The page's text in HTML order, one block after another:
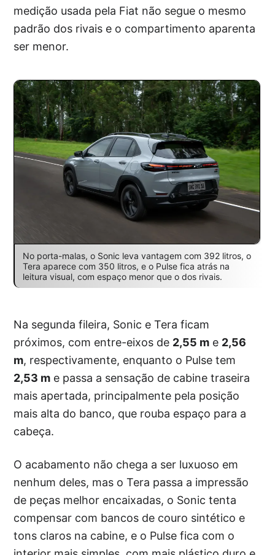
medição usada pela Fiat não segue o mesmo
padrão dos rivais e o compartimento aparenta
ser menor.
No porta-malas, o Sonic leva vantagem com 392 litros, o
Tera aparece com 350 litros, e o Pulse fica atrás na
leitura visual, com espaço menor que o dos rivais.
Na segunda fileira, Sonic e Tera ficam
próximos, com entre-eixos de 2,55 m e 2,56
m, respectivamente, enquanto o Pulse tem
2,53 m e passa a sensação de cabine traseira
mais apertada, principalmente pela posição
mais alta do banco, que rouba espaço para a
cabeça.
O acabamento não chega a ser luxuoso em
nenhum deles, mas o Tera passa a impressão
de peças melhor encaixadas, o Sonic tenta
compensar com bancos de couro sintético e
tons claros na cabine, e o Pulse fica com o